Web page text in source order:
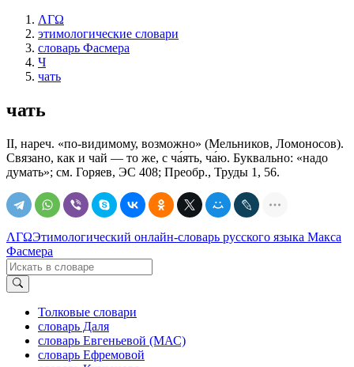
ΛΓΩ
этимологические словари
словарь Фасмера
Ч
чать
чать
II, нареч. «по-видимому, возможно» (Мельников, Ломоносов).
Связано, как и чай — то же, с ча́ять, ча́ю. Буквально: «надо
думать»; см. Горяев, ЭС 408; Преобр., Труды 1, 56.
ΛΓΩЭтимологический онлайн-словарь русского языка Макса
Фасмера
Толковые словари
словарь Даля
словарь Евгеньевой (МАС)
словарь Ефремовой